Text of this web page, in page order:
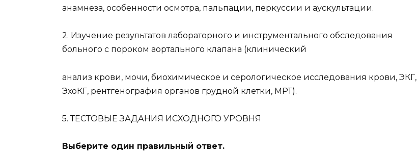
анамнеза, особенности осмотра, пальпации, перкуссии и аускультации.
2. Изучение результатов лабораторного и инструментального обследования
больного с пороком аортального клапана (клинический
анализ крови, мочи, биохимическое и серологическое исследования крови, ЭКГ,
ЭхоКГ, рентгенография органов грудной клетки, МРТ).
5. ТЕСТОВЫЕ ЗАДАНИЯ ИСХОДНОГО УРОВНЯ
Выберите один правильный ответ.